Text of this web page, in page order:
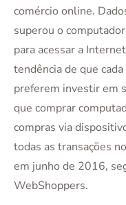
comércio online.
superou o
para acessar a
tendência de que
preferem investir em
que comprar
compras via
todas as transações
em junho de 2016,
WebShoppers.